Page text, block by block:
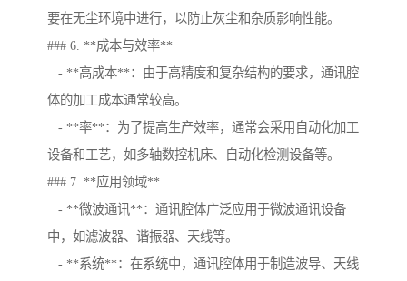
要在无尘环境中进行，以防止灰尘和杂质影响性能。
### 6. **成本与效率**
- **高成本**：由于高精度和复杂结构的要求，通讯腔
体的加工成本通常较高。
- **率**：为了提高生产效率，通常会采用自动化加工
设备和工艺，如多轴数控机床、自动化检测设备等。
### 7. **应用领域**
- **微波通讯**：通讯腔体广泛应用于微波通讯设备
中，如滤波器、谐振器、天线等。
- **系统**：在系统中，通讯腔体用于制造波导、天线